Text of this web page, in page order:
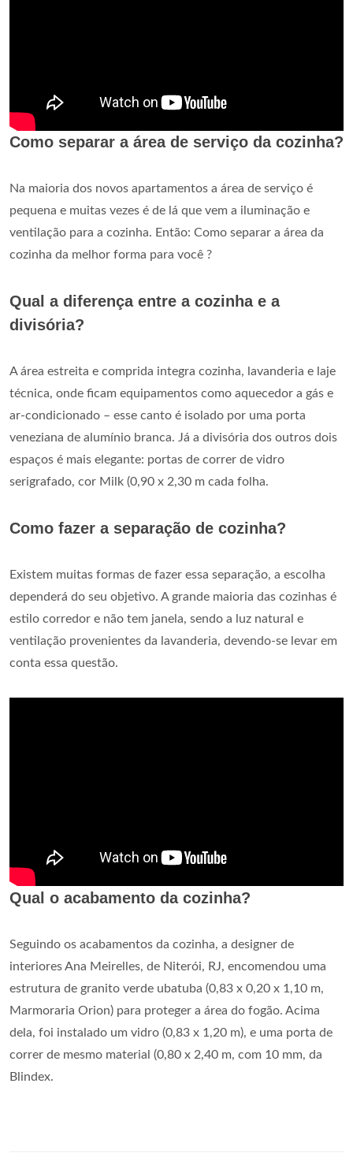
Como separar a área de serviço da cozinha?
Na maioria dos novos apartamentos a área de serviço é
pequena e muitas vezes é de lá que vem a iluminação e
ventilação para a cozinha. Então: Como separar a área da
cozinha da melhor forma para você ?
Qual a diferença entre a cozinha e a
divisória?
A área estreita e comprida integra cozinha, lavanderia e laje
técnica, onde ficam equipamentos como aquecedor a gás e
ar-condicionado – esse canto é isolado por uma porta
veneziana de alumínio branca. Já a divisória dos outros dois
espaços é mais elegante: portas de correr de vidro
serigrafado, cor Milk (0,90 x 2,30 m cada folha.
Como fazer a separação de cozinha?
Existem muitas formas de fazer essa separação, a escolha
dependerá do seu objetivo. A grande maioria das cozinhas é
estilo corredor e não tem janela, sendo a luz natural e
ventilação provenientes da lavanderia, devendo-se levar em
conta essa questão.
Qual o acabamento da cozinha?
Seguindo os acabamentos da cozinha, a designer de
interiores Ana Meirelles, de Niterói, RJ, encomendou uma
estrutura de granito verde ubatuba (0,83 x 0,20 x 1,10 m,
Marmoraria Orion) para proteger a área do fogão. Acima
dela, foi instalado um vidro (0,83 x 1,20 m), e uma porta de
correr de mesmo material (0,80 x 2,40 m, com 10 mm, da
Blindex.